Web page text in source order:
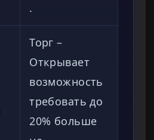
.
Торг –
Открывает
возможность
требовать до
20% больше